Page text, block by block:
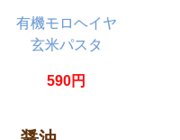
有機モロヘイヤ
玄米パスタ
Life Japan】
590円